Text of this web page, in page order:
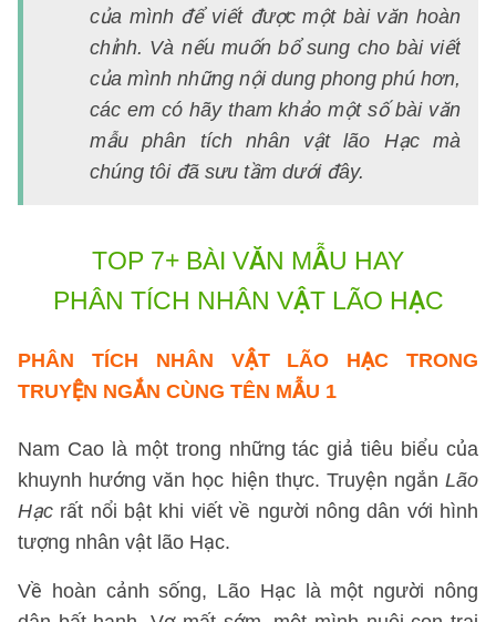
của mình để viết được một bài văn hoàn
chỉnh. Và nếu muốn bổ sung cho bài viết
của mình những nội dung phong phú hơn,
các em có hãy tham khảo một số bài văn
mẫu phân tích nhân vật lão Hạc mà
chúng tôi đã sưu tầm dưới đây.
TOP 7+ BÀI VĂN MẪU HAY
PHÂN TÍCH NHÂN VẬT LÃO HẠC
PHÂN TÍCH NHÂN VẬT LÃO HẠC TRONG
TRUYỆN NGẮN CÙNG TÊN MẪU 1
Nam Cao là một trong những tác giả tiêu biểu của
khuynh hướng văn học hiện thực. Truyện ngắn Lão
Hạc rất nổi bật khi viết về người nông dân với hình
tượng nhân vật lão Hạc.
Về hoàn cảnh sống, Lão Hạc là một người nông